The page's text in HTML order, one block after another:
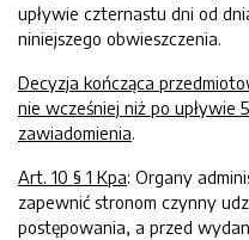
upływie czternastu dni od
niniejszego obwieszczenia.
Decyzja kończąca
nie wcześniej niż po upływie 5
zawiadomienia.
Art. 10 § 1 Kpa: Organy
zapewnić stronom czynny
postępowania, a przed